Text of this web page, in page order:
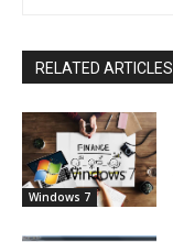
RELATED ARTICLES
Windows 7